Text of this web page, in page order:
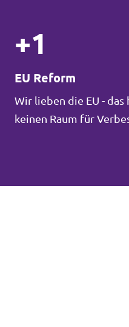
+1
EU Reform
Wir lieben die EU -
keinen Raum für